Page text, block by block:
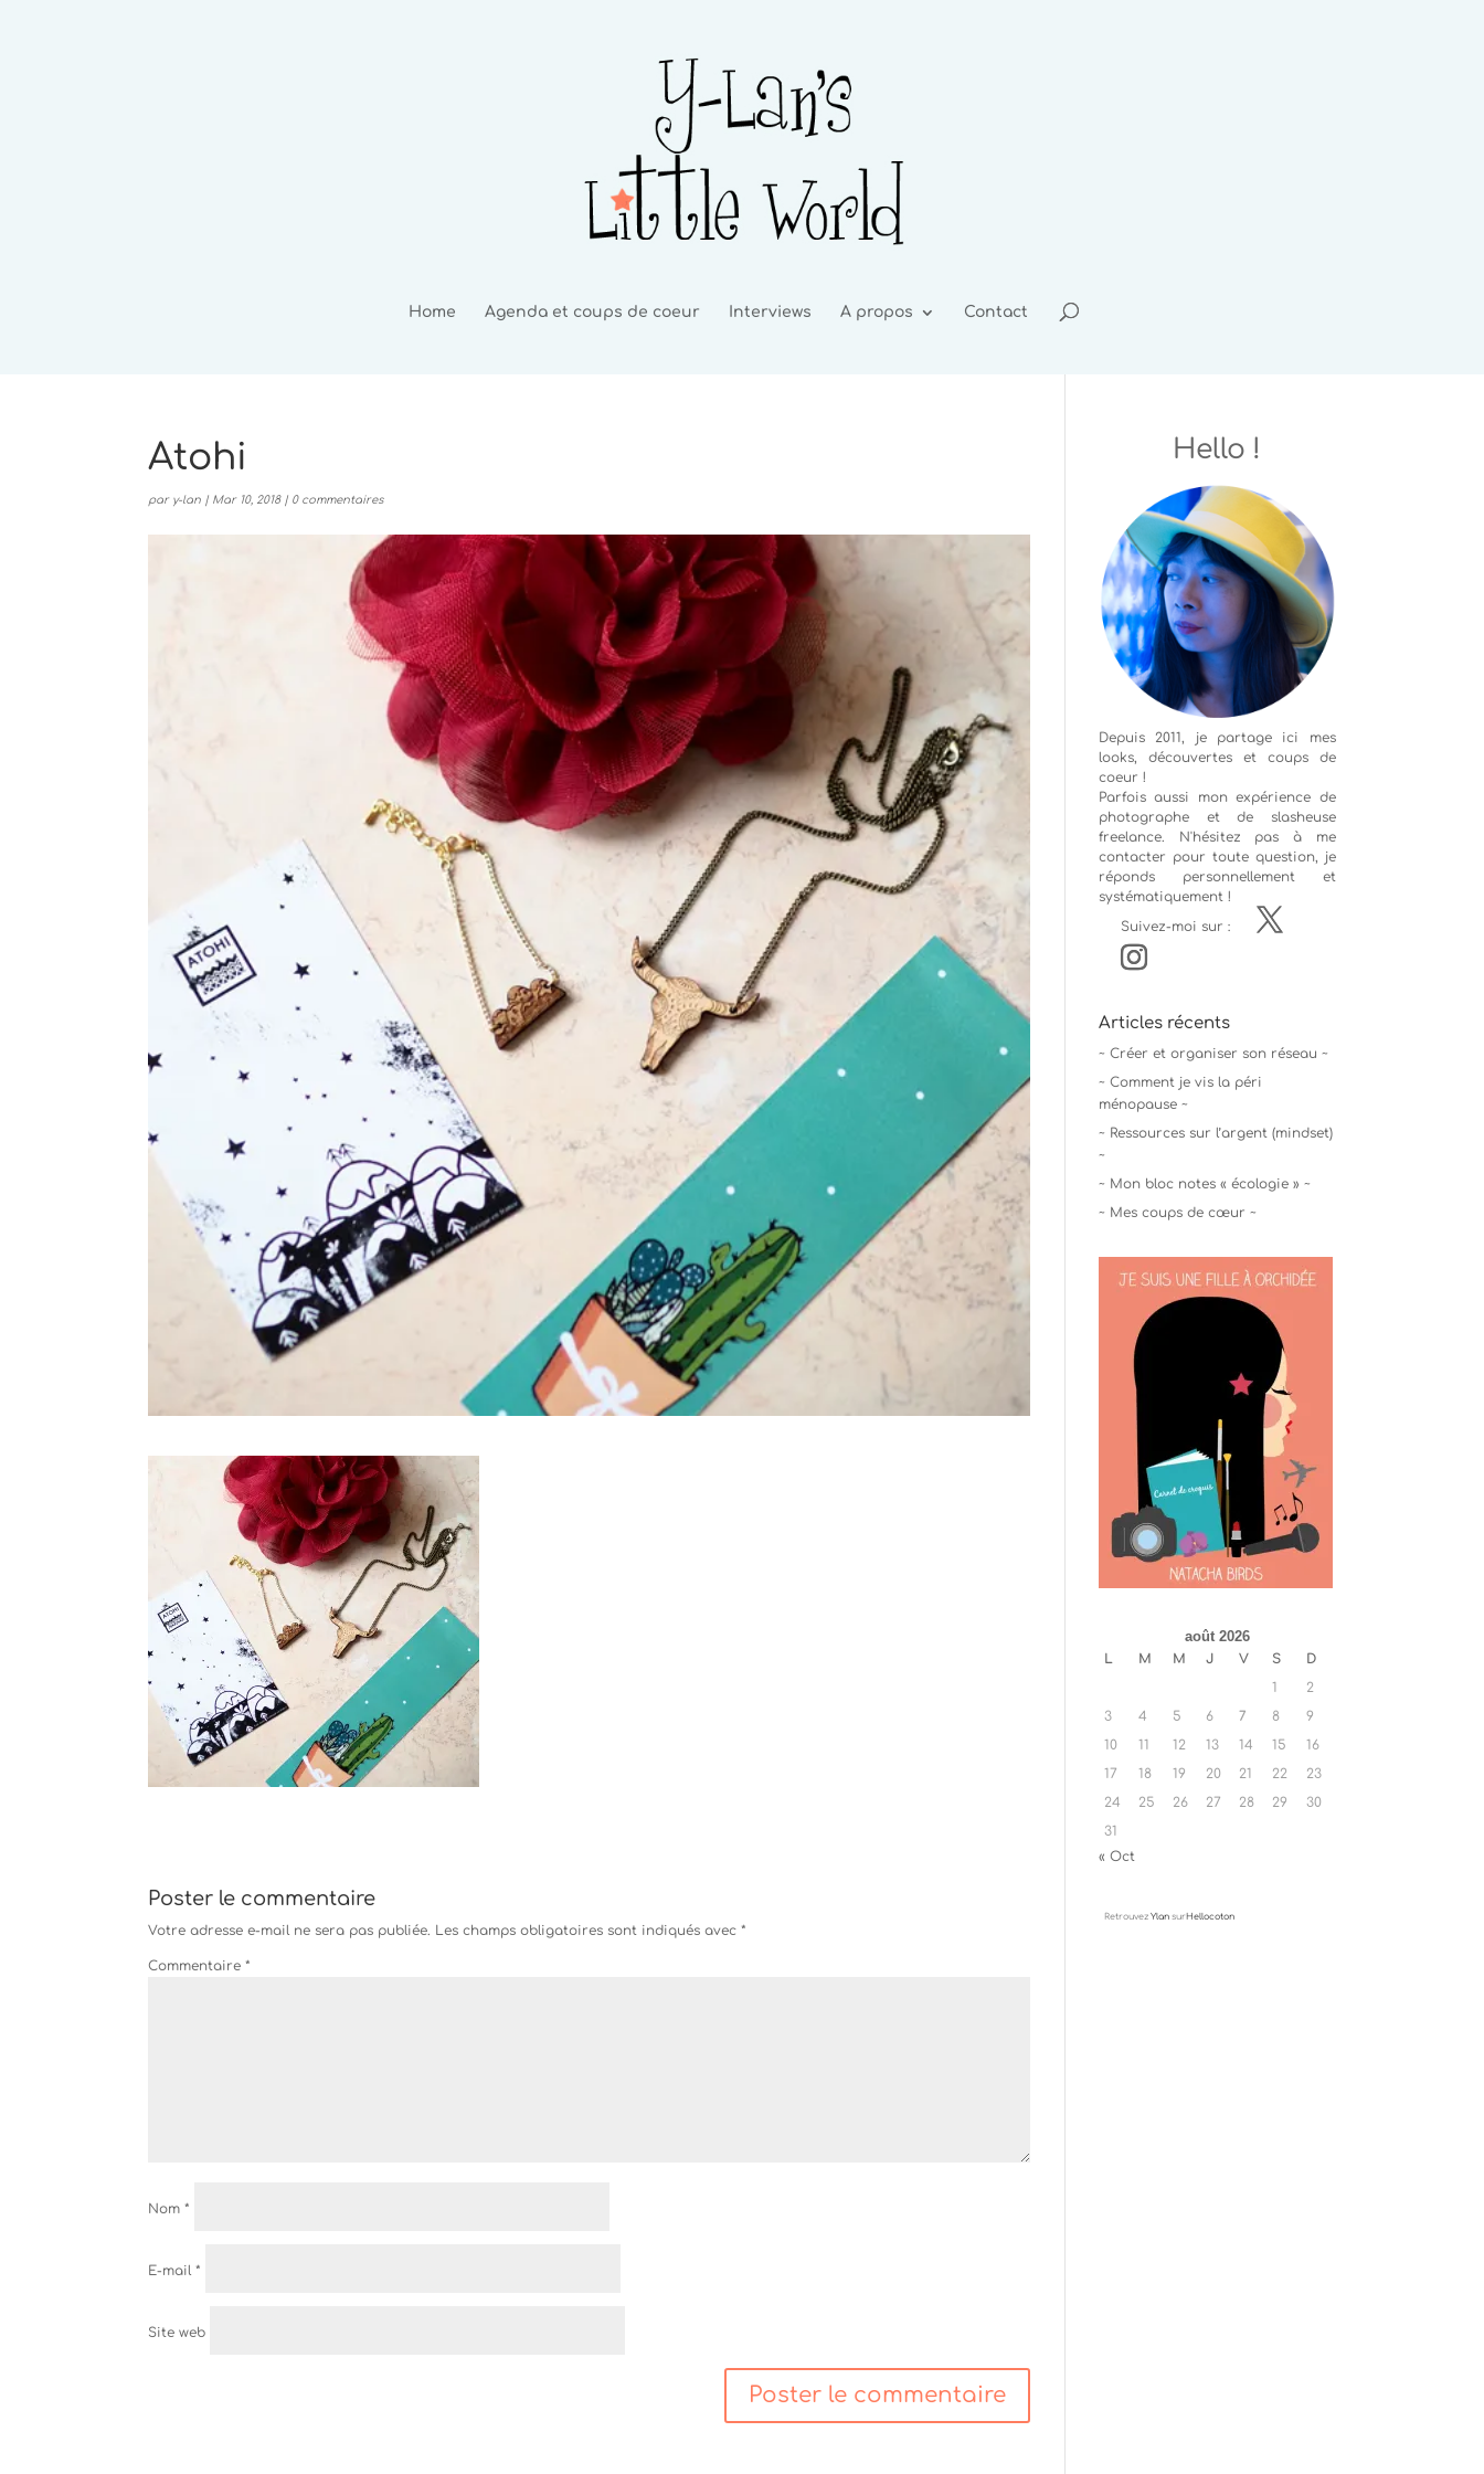
Home Agenda et coups de coeur Interviews A propos Contact
Atohi
par y-lan | Mar 10, 2018| 0 commentaires
Poster le commentaire
Votre adresse e-mail ne sera pas publiée. Les champs obligatoires sont indiqués avec*
Commentaire*
Nom*
E-mail*
Site web
Hello !
Depuis 2011, je partage ici mes
looks, découvertes et coups de
coeur !
Parfois aussi mon expérience de
photographeet de slasheuse
freelance. N'hésitez pas à me
contacter pour toute question, je
réponds personnellement et
systématiquement !
Suivez-moi sur :
Articles récents
~ Créer et organiser son réseau ~
~ Comment je vis la péri
ménopause ~
~ Ressources sur l’argent (mindset)
~
~ Mon bloc notes « écologie » ~
~ Mes coups de cœur ~
août 2026
L M M J V S
D
1
2
3
4 5 6 7 8
9
10
11 12 13 14 15
16
17
18 19 20 21 22
23
24
25 26 27 28 29
30
31
« Oct
Retrouvez Ylansur Hellocoton